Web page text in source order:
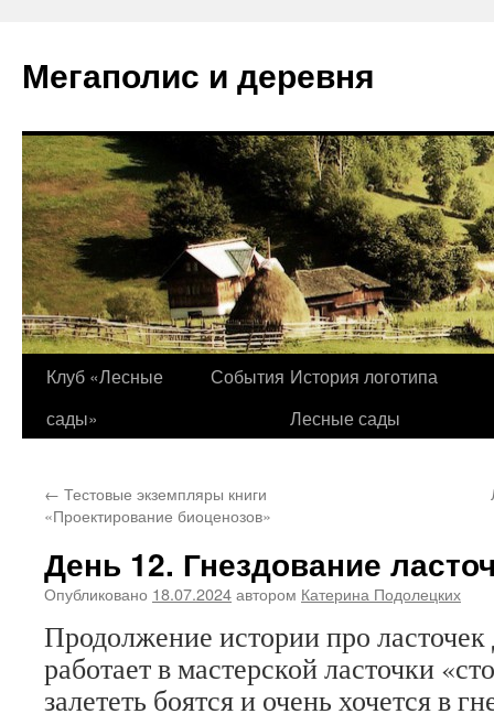
содержимому
Мегаполис и деревня
Клуб «Лесные
сады»
События История логотипа
Лесные сады
← Тестовые экземпляры книги
«Проектирование биоценозов»
День 12. Гнездование
Опубликовано 18.07.2024автором Катерина Подолецких
Продолжение истории про
работает в мастерской ласточки
залететь боятся и очень хочется в